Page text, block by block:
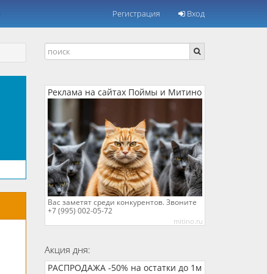
Регистрация Вход
Реклама на сайтах Поймы и Митино
Вас заметят среди конкурентов. Звоните
+7 (995) 002-05-72
mitino.ru
Акция дня:
РАСПРОДАЖА -50% на остатки до 1м